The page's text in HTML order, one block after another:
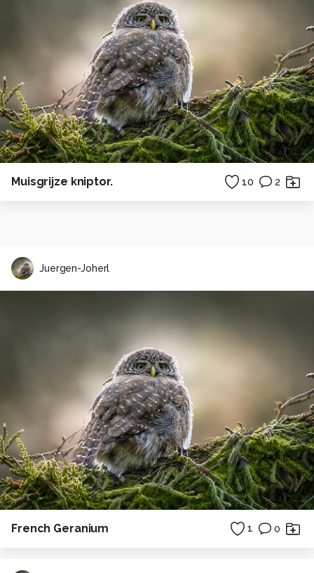
Muisgrijze kniptor. 10 2
Juergen-Joherl
French Geranium 1 0